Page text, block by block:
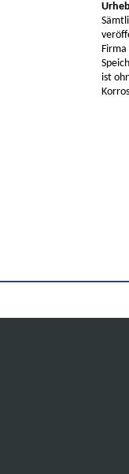
ist